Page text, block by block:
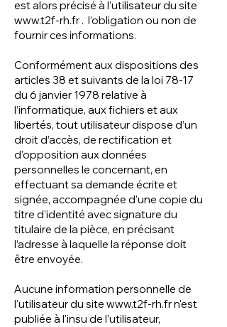
est alors précisé à l'utilisateur du site
www.t2f-rh.fr . l’obligation ou non de
fournir ces informations.
Conformément aux dispositions des
articles 38 et suivants de la loi 78-17
du 6 janvier 1978 relative à
l’informatique, aux fichiers et aux
libertés, tout utilisateur dispose d’un
droit d’accès, de rectification et
d’opposition aux données
personnelles le concernant, en
effectuant sa demande écrite et
signée, accompagnée d’une copie du
titre d’identité avec signature du
titulaire de la pièce, en précisant
l’adresse à laquelle la réponse doit
être envoyée.
Aucune information personnelle de
l'utilisateur du site www.t2f-rh.frn'est
publiée à l'insu de l'utilisateur,